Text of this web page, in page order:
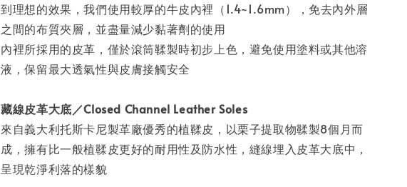
到理想的效果，我們使用較厚的牛皮內裡（1.4~1.6mm），免去內外層
之間的布質夾層，並盡量減少黏著劑的使用
內裡所採用的皮革，僅於滾筒鞣製時初步上色，避免使用塗料或其他溶
液，保留最大透氣性與皮膚接觸安全
藏線皮革大底／Closed Channel Leather Soles
來自義大利托斯卡尼製革廠優秀的植鞣皮，以栗子提取物鞣製8個月而
成，擁有比一般植鞣皮更好的耐用性及防水性，縫線埋入皮革大底中，
呈現乾淨利落的樣貌